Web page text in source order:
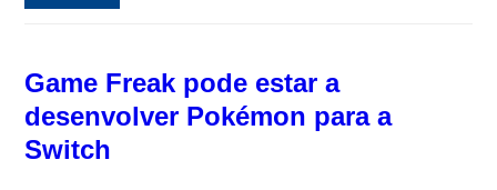
Game Freak pode estar a
desenvolver Pokémon para a
Switch